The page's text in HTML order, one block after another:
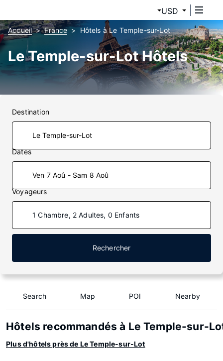
USD
Accueil France Hôtels à Le Temple-sur-Lot
Le Temple-sur-Lot Hôtels
Destination
Dates
Ven 7 Aoû - Sam 8 Aoû
Voyageurs
1 Chambre, 2 Adultes, 0 Enfants
Rechercher
Search Map POI Nearby
Hôtels recommandés à Le Temple-sur-
Plus d'hôtels près de Le Temple-sur-Lot